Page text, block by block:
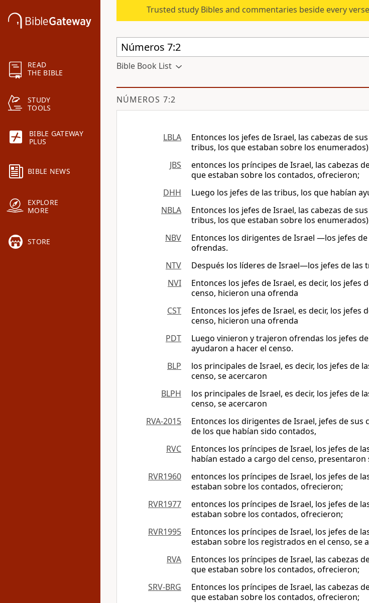
READ
THE BIBLE
STUDY
TOOLS
BIBLE GATEWAY
PLUS
BIBLE NEWS
EXPLORE
MORE
STORE
Trusted study Bibles and commentaries beside every
Bible Book List
NÚMEROS 7:2
LBLA Entonces los jefes de Israel, las cabezas de
tribus, los que estaban sobre los
JBS
entonces los príncipes de Israel, las cabezas
que estaban sobre los contados, ofrecieron;
DHH
Luego los jefes de las tribus, los que habían
NBLA
Entonces los jefes de Israel, las cabezas de
tribus, los que estaban sobre los
NBV
Entonces los dirigentes de Israel —los jefes
ofrendas.
NTV
Después los líderes de Israel—los jefes de
NVI
Entonces los jefes de Israel, es decir, los
censo, hicieron una ofrenda
CST
Entonces los jefes de Israel, es decir, los
censo, hicieron una ofrenda
PDT
Luego vinieron y trajeron ofrendas los jefes
ayudaron a hacer el censo.
BLP
los principales de Israel, es decir, los jefes de
censo, se acercaron
BLPH
los principales de Israel, es decir, los jefes de
censo, se acercaron
RVA-2015
Entonces los dirigentes de Israel, jefes de
de los que habían sido contados,
RVC
Entonces los príncipes de Israel, los jefes de
habían estado a cargo del censo, presentaron
RVR1960
entonces los príncipes de Israel, los jefes de
estaban sobre los contados, ofrecieron;
RVR1977
entonces los príncipes de Israel, los jefes de
estaban sobre los contados, ofrecieron;
RVR1995
Entonces los príncipes de Israel, los jefes de
estaban sobre los registrados en el censo, se
RVA
Entonces los príncipes de Israel, las cabezas
que estaban sobre los contados, ofrecieron;
SRV-BRG
Entonces los príncipes de Israel, las cabezas
que estaban sobre los contados, ofrecieron;